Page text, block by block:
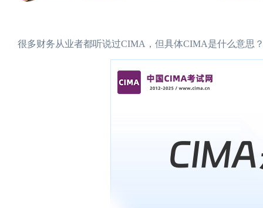
很多财务从业者都听说过CIMA，但具体CIMA是什么意思